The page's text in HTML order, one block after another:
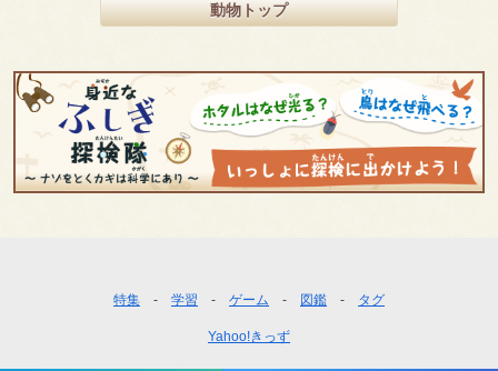
動物トップ
特集 学習 ゲーム 図鑑 タグ
Yahoo!きっず